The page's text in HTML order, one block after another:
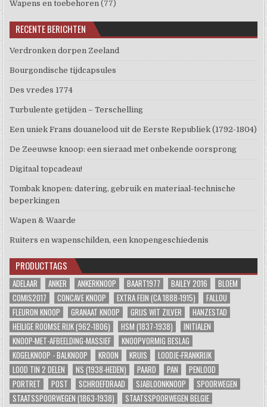
Wapens en toebehoren (77)
RECENTE BERICHTEN
Verdronken dorpen Zeeland
Bourgondische tijdcapsules
Des vredes 1774
Turbulente getijden – Terschelling
Een uniek Frans douanelood uit de Eerste Republiek (1792-1804)
De Zeeuwse knoop: een sieraad met onbekende oorsprong
Digitaal topcadeau!
Tombak knopen: datering, gebruik en materiaal-technische
beperkingen
Wapen & Waarde
Ruiters en wapenschilden, een knopengeschiedenis
PRODUCTTAGS
ADELAAR ANKER ANKERKNOOP BAART1977 BAILEY 2016
BLOEM
COMIS2017
CONCAVE KNOOP EXTRA FEIN (CA 1888-1915)
FALLOU
FLEURON KNOOP
GRANAAT KNOOP GRIJS WIT ZILVER
HANZESTAD
HEILIGE ROOMSE RIJK (962-1806)
HSM (1837-1938)
INITIALEN
KNOOP-MET-AFBEELDING-MASSIEF
KNOOPVORMIG BESLAG
KOGELKNOOP - BALKNOOP
KROON KRUIS
LOODJE-FRANKRIJK
LOOD TIN 2 DELEN
NS (1938-HEDEN) PAARD PAN
PENLOOD
PORTRET
POST SCHROEFDRAAD SJABLOONKNOOP
SPOORWEGEN
STAATSSPOORWEGEN (1863-1938)
STAATSSPOORWEGEN BELGIE